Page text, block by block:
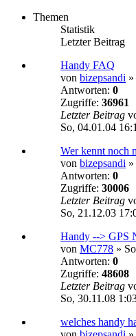
Themen
Statistik
Letzter Beitrag
Handy FAQ
von bizepsandi »
Antworten: 0
Zugriffe: 36961
Letzter Beitrag
So, 04.01.04
Wer kennt noch
von bizepsandi »
Antworten: 0
Zugriffe: 30006
Letzter Beitrag
So, 21.12.03
Handy --> GPS
von MC778 »
Antworten: 0
Zugriffe: 48608
Letzter Beitrag
So, 30.11.08
welches handy